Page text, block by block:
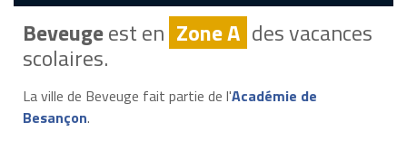
Beveugeest en Zone A des vacances
scolaires.
La ville de Beveuge fait partie de l'Académie de
Besançon.